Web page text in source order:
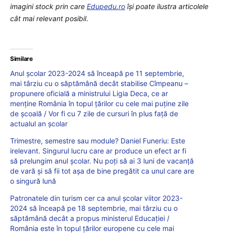
imagini stock prin care Edupedu.ro îşi poate ilustra articolele
cât mai relevant posibil.
Similare
Anul școlar 2023-2024 să înceapă pe 11 septembrie,
mai târziu cu o săptămână decât stabilise Cîmpeanu –
propunere oficială a ministrului Ligia Deca, ce ar
menține România în topul țărilor cu cele mai puține zile
de școală / Vor fi cu 7 zile de cursuri în plus față de
actualul an școlar
Trimestre, semestre sau module? Daniel Funeriu: Este
irelevant. Singurul lucru care ar produce un efect ar fi
să prelungim anul școlar. Nu poți să ai 3 luni de vacanță
de vară și să fii tot așa de bine pregătit ca unul care are
o singură lună
Patronatele din turism cer ca anul școlar viitor 2023-
2024 să înceapă pe 18 septembrie, mai târziu cu o
săptămână decât a propus ministerul Educației /
România este în topul țărilor europene cu cele mai